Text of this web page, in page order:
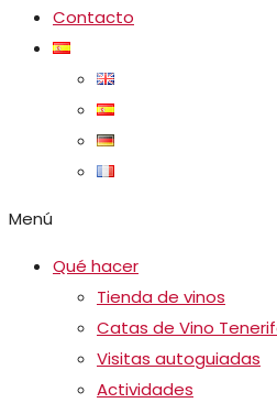
Contacto
Menú
Qué hacer
Tienda de vinos
Catas de Vino
Visitas autoguiadas
Actividades